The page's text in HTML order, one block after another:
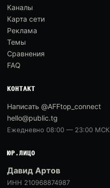
Каналы
Карта сети
Реклама
Темы
Сравнения
FAQ
КОНТАКТ
Написать @AFFtop_connect
hello@public.tg
Ежедневно 08:00 — 23:00 МСК
ЮР.ЛИЦО
Давид Артов
ИНН 210968874987